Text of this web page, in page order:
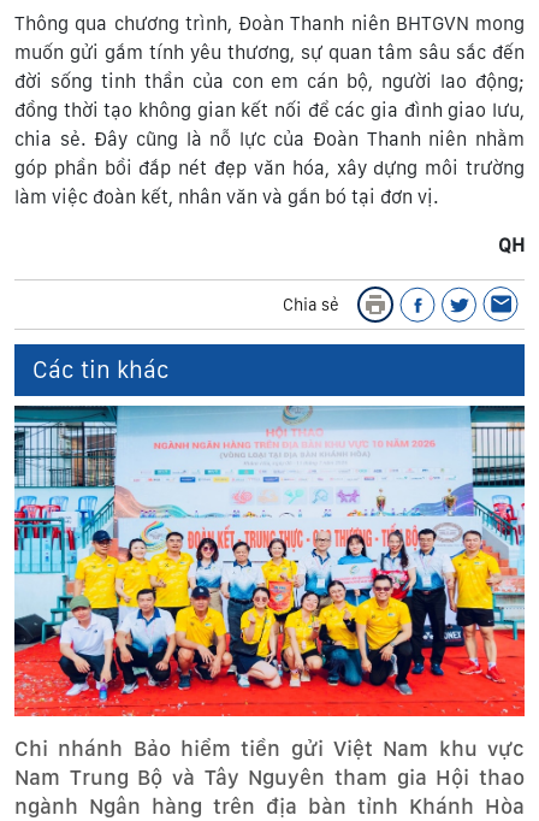
Thông qua chương trình, Đoàn Thanh niên BHTGVN mong
muốn gửi gắm tính yêu thương, sự quan tâm sâu sắc đến
đời sống tinh thần của con em cán bộ, người lao động;
đồng thời tạo không gian kết nối để các gia đình giao lưu,
chia sẻ. Đây cũng là nỗ lực của Đoàn Thanh niên nhằm
góp phần bồi đắp nét đẹp văn hóa, xây dựng môi trường
làm việc đoàn kết, nhân văn và gắn bó tại đơn vị.
QH
Chia sẻ
Các tin khác
Chi nhánh Bảo hiểm tiền gửi Việt Nam khu vực
Nam Trung Bộ và Tây Nguyên tham gia Hội thao
ngành Ngân hàng trên địa bàn tỉnh Khánh Hòa